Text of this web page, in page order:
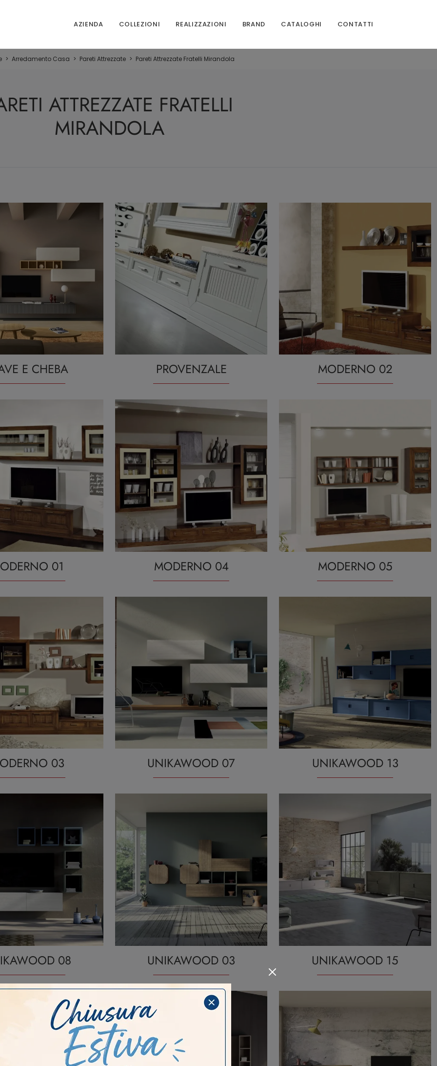
AZIENDA COLLEZIONI REALIZZAZIONI BRAND CATALOGHI CONTATTI
> Arredamento Casa > Pareti Attrezzate > Pareti Attrezzate Fratelli Mirandola
ATTREZZATE FRATELLI
MIRANDOLA
E CHEBA PROVENZALE MODERNO 02
01 MODERNO 04 MODERNO 05
03 UNIKAWOOD 07 UNIKAWOOD 13
08 UNIKAWOOD 03 UNIKAWOOD 15